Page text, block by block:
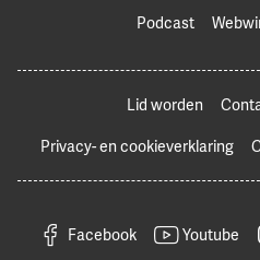
Podcast
Lid worden
Privacy- en cookieverklaring
Facebook Youtube